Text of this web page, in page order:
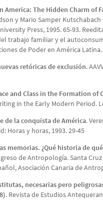
America: The Hidden Charm of
y Mario Samper
Press, 1995. 65-93.
trabajo familiar y el
de Poder en América
retóricas de exclusión.
and Class in the Formation of
in the Early Modern Period.
de la conquista de América.
Horas y horas, 1993. 29-45
memorias. ¿Qué historia de
de Antropología. Santa
Asociación Canaria de
necesarias pero
. Revista de Estudios